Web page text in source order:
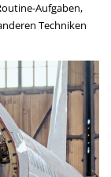
Aufgaben,
Techniken